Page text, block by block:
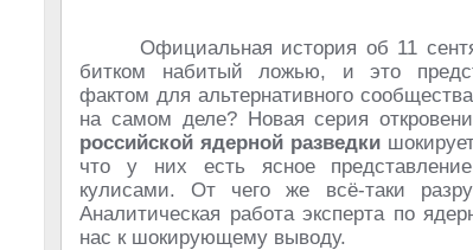
Официальная история об 11
битком набитый ложью, и это
фактом для альтернативного
на самом деле? Новая серия
российской ядерной разведки
что у них есть ясное
кулисами. От чего же всё-таки
Аналитическая работа эксперта по
нас к шокирующему выводу.